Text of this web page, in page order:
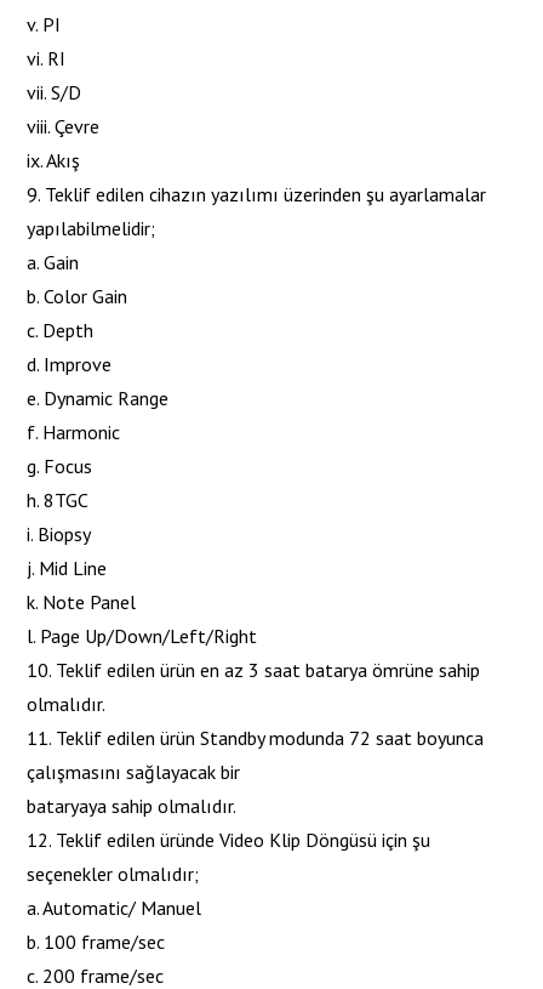
v. PI
vi. RI
vii. S/D
viii. Çevre
ix. Akış
9. Teklif edilen cihazın yazılımı üzerinden şu ayarlamalar
yapılabilmelidir;
a. Gain
b. Color Gain
c. Depth
d. Improve
e. Dynamic Range
f. Harmonic
g. Focus
h. 8TGC
i. Biopsy
j. Mid Line
k. Note Panel
l. Page Up/Down/Left/Right
10. Teklif edilen ürün en az 3 saat batarya ömrüne sahip
olmalıdır.
11. Teklif edilen ürün Standby modunda 72 saat boyunca
çalışmasını sağlayacak bir
bataryaya sahip olmalıdır.
12. Teklif edilen üründe Video Klip Döngüsü için şu
seçenekler olmalıdır;
a. Automatic/ Manuel
b. 100 frame/sec
c. 200 frame/sec